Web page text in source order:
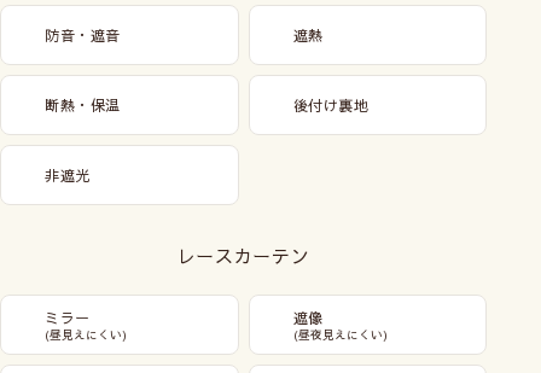
防音・遮音 遮熱
断熱・保温 後付け裏地
非遮光
レースカーテン
ミラー
(昼見えにくい)
遮像
(昼夜見えにくい)